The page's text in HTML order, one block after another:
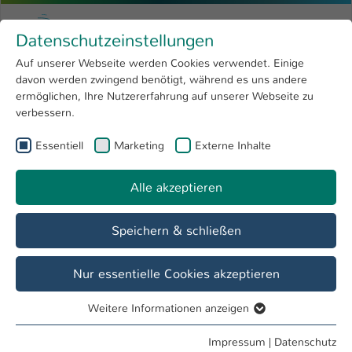
Menu
Forschung 4
Open submenu
Hochschule
International
Zum Hauptinhalt springen
Hochschule Kaiserslautern
Sie sind hier:
Aktuelles
Kompetenzzentrum OPINNOMETH
Aktuelles Weiterbildung
Innovativ zu Null-Fehler - Buch zur
Antizipierenden Fehlererkennung AFE
Methodenleitfaden für aktuelle Varianten der
Antizipierenden Fehlererkennung
Die Antizipierende Fehlererkennung (AFE) entstammt der
Innovationsmethodik TRIZ (Theorie des erfinderischen
Datenschutzeinstellungen
Auf unserer Webseite werden Cookies verwendet. Einige
davon werden zwingend benötigt, während es uns andere
ermöglichen, Ihre Nutzererfahrung auf unserer Webseite zu
verbessern.
Essentiell Marketing Externe Inhalte
Alle akzeptieren
Speichern & schließen
Nur essentielle Cookies akzeptieren
Essentielle Cookies werden für grundlegende Funktionen
Weitere Informationen anzeigen
Impressum | Datenschutz